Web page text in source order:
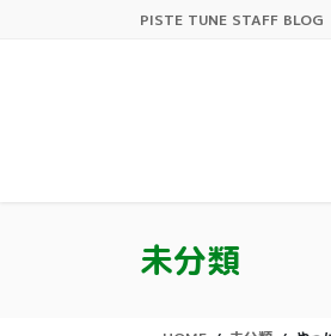
PISTE TUNE STAFF BLOG
未分類